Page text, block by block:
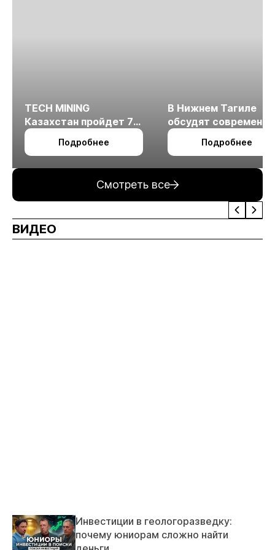
TECH MINING
Казахстан пройдет 7
октября в Алматы
Подробнее
В Нижнем Тагиле
обсудят
технологии
измельчения
Подробнее
Смотреть все
ВИДЕО
Инвестиции в геологоразведку:
почему юниорам сложно найти